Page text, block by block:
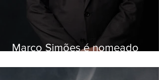
Marco Simões é nomeado